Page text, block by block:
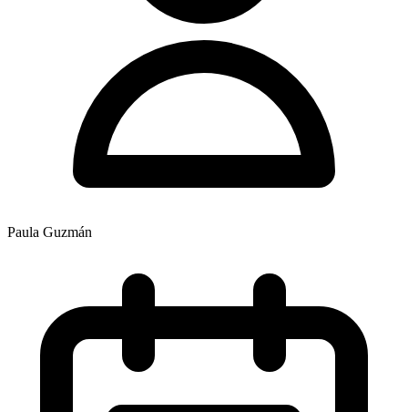
Paula Guzmán